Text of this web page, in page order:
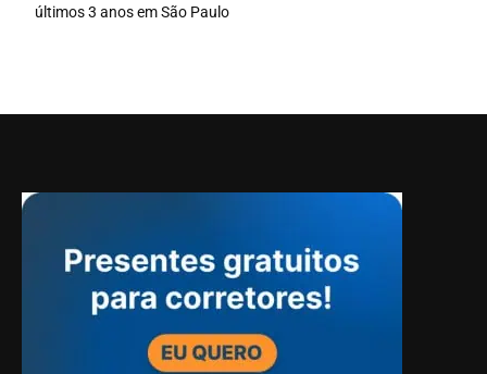
últimos 3 anos em São Paulo